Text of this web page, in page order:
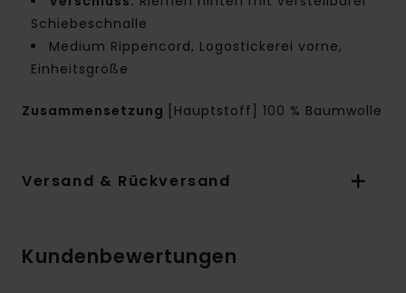
Schiebeschnalle
Medium Rippencord, Logostickerei vorne,
Einheitsgröße
Zusammensetzung [Hauptstoff] 100 % Baumwolle
Versand & Rückversand
Kundenbewertungen